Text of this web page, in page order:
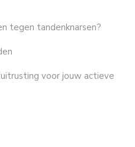
tegen tandenknarsen?
voor jouw actieve